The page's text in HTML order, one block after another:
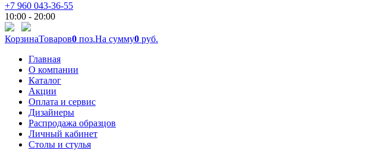
+7 960 043-36-55
10:00 - 20:00
КорзинаТоваров0 поз.На сумму0 руб.
Главная
О компании
Каталог
Акции
Оплата и сервис
Дизайнеры
Распродажа образцов
Личный кабинет
Столы и стулья